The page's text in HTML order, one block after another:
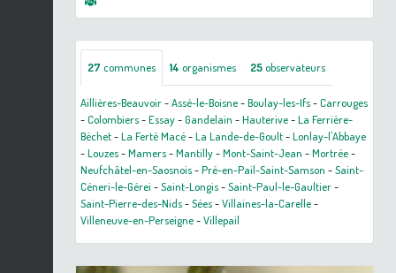
27 communes 14 organismes 25observateurs
Aillières-Beauvoir-Assé-le-Boisne-Boulay-les-Ifs-Carrouges
-Colombiers-Essay-Gandelain -Hauterive-La Ferrière-
Béchet-La Ferté Macé-La Lande-de-Goult-Lonlay-l'Abbaye
-Louzes-Mamers-Mantilly-Mont-Saint-Jean -Mortrée-
Neufchâtel-en-Saosnois-Pré-en-Pail-Saint-Samson -Saint-
Céneri-le-Gérei -Saint-Longis-Saint-Paul-le-Gaultier-
Saint-Pierre-des-Nids-Sées-Villaines-la-Carelle-
Villeneuve-en-Perseigne-Villepail